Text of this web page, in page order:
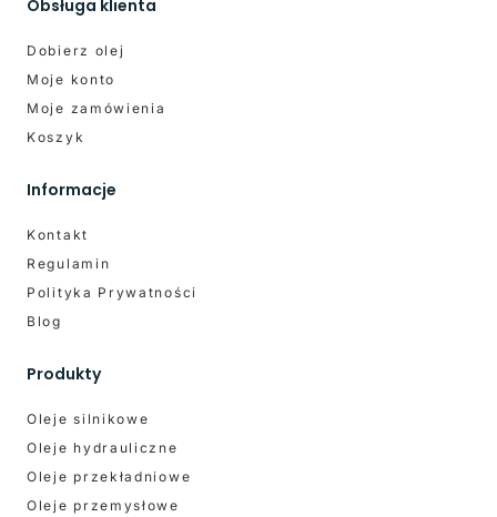
Obsługa klienta
Dobierz olej
Moje konto
Moje zamówienia
Koszyk
Informacje
Kontakt
Regulamin
Polityka Prywatności
Blog
Produkty
Oleje silnikowe
Oleje hydrauliczne
Oleje przekładniowe
Oleje przemysłowe